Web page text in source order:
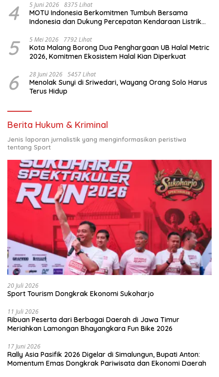
4 5 Juni 2026 8375 Lihat
MOTU Indonesia Berkomitmen Tumbuh Bersama
Indonesia dan Dukung Percepatan Kendaraan Listrik
5 5 Mei 2026 7792 Lihat
Kota Malang Borong Dua Penghargaan UB Halal Metric
2026, Komitmen Ekosistem Halal Kian Diperkuat
6 28 Juni 2026 5457 Lihat
Menolak Sunyi di Sriwedari, Wayang Orang Solo Harus
Terus Hidup
Berita Hukum & Kriminal
Jenis laporan jurnalistik yang menginformasikan peristiwa
tentang Sport
20 Juli 2026
Sport Tourism Dongkrak Ekonomi Sukoharjo
11 Juli 2026
Ribuan Peserta dari Berbagai Daerah di Jawa Timur
Meriahkan Lamongan Bhayangkara Fun Bike 2026
17 Juni 2026
Rally Asia Pasifik 2026 Digelar di Simalungun, Bupati Anton:
Momentum Emas Dongkrak Pariwisata dan Ekonomi Daerah